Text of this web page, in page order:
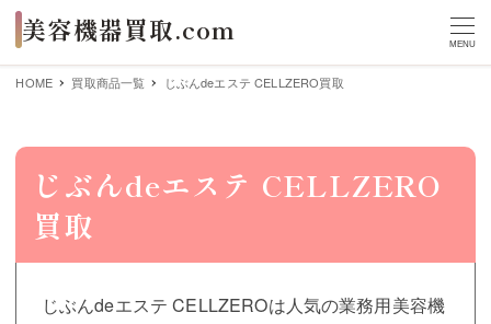
MENU
HOME 買取商品一覧 じぶんdeエステ CELLZERO買取
じぶんdeエステ CELLZERO
買取
じぶんdeエステ CELLZEROは人気の業務用美容機